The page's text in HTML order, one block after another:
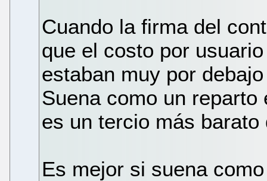
Cuando la firma del
que el costo por
estaban muy por
Suena como un
es un tercio más barato
Es mejor si suena